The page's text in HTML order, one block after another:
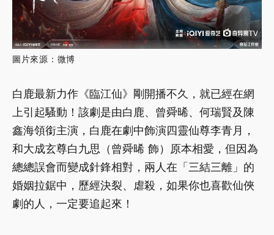
圖片來源：微博
白鹿最新力作《臨江仙》剛開播不久，就已經在網
上引起騷動！該劇是由白鹿、曾舜晞、何瑞賢及陳
鑫海領銜主演，白鹿在劇中飾演四靈仙尊李青月，
和大成玄尊白九思（曾舜晞 飾）原本相愛，但因為
總總誤會而變成針鋒相對，兩人在「三結三離」的
婚姻拉鋸中，歷經決裂、虐殺，如果你也喜歡仙俠
劇的人，一定要追起來！